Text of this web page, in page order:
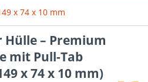
x 74 x 10 mm
Hülle – Premium
mit Pull-Tab
x 74 x 10 mm)